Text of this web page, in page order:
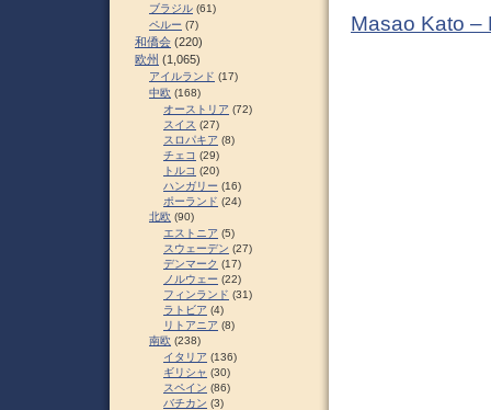
Masao Kato –
ブラジル (61)
ペルー (7)
和僑会 (220)
欧州 (1,065)
アイルランド (17)
中欧 (168)
オーストリア (72)
スイス (27)
スロパキア (8)
チェコ (29)
トルコ (20)
ハンガリー (16)
ポーランド (24)
北欧 (90)
エストニア (5)
スウェーデン (27)
デンマーク (17)
ノルウェー (22)
フィンランド (31)
ラトビア (4)
リトアニア (8)
南欧 (238)
イタリア (136)
ギリシャ (30)
スペイン (86)
バチカン (3)